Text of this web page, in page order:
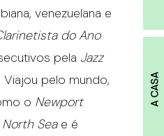
A CASA
venezuelana e
do Ano
pela Jazz
Viajou pelo mundo,
o Newport
North Seae é